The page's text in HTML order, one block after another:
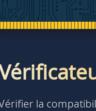
la